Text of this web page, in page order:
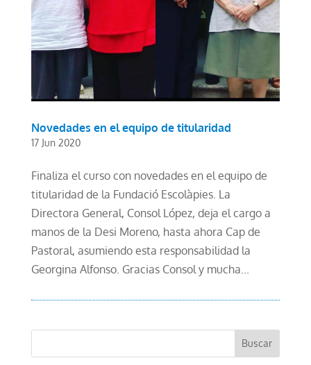
Novedades en el equipo de titularidad
17 Jun 2020
Finaliza el curso con novedades en el equipo de
titularidad de la Fundació Escolàpies. La
Directora General, Consol López, deja el cargo a
manos de la Desi Moreno, hasta ahora Cap de
Pastoral, asumiendo esta responsabilidad la
Georgina Alfonso. Gracias Consol y mucha...